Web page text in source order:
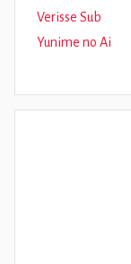
Verisse Sub
Yunime no Ai